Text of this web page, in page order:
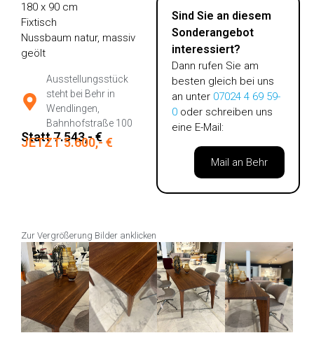
180 x 90 cm
Fixtisch
Nussbaum natur, massiv
geölt
Ausstellungsstück
steht bei Behr in
Wendlingen,
Bahnhofstraße 100
Statt 7.543,- €
JETZT 5.600,- €
Sind Sie an diesem
Sonderangebot
interessiert?
Dann rufen Sie am
besten gleich bei uns
an unter 07024 4 69 59-
0oder schreiben uns
eine E-Mail:
Mail an Behr
Zur Vergrößerung Bilder anklicken